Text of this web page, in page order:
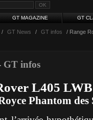
GT MAGAZINE GT
/ GT News / GT infos / Range
GT infos
L405 LWB
Phantom des